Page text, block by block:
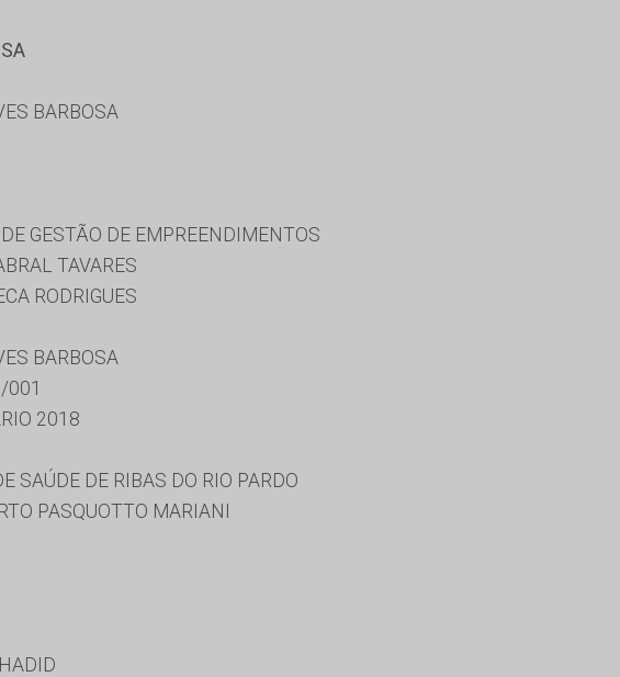
BARBOSA
GESTÃO DE EMPREENDIMENTOS
TAVARES
RODRIGUES
BARBOSA
001
2018
SAÚDE DE RIBAS DO RIO PARDO
PASQUOTTO MARIANI